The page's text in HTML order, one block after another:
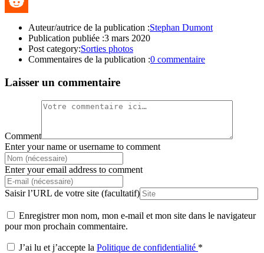
Auteur/autrice de la publication :Stephan Dumont
Publication publiée :3 mars 2020
Post category:Sorties photos
Commentaires de la publication :0 commentaire
Laisser un commentaire
Comment
Enter your name or username to comment
Enter your email address to comment
Saisir l’URL de votre site (facultatif)
Enregistrer mon nom, mon e-mail et mon site dans le navigateur
pour mon prochain commentaire.
J’ai lu et j’accepte la Politique de confidentialité *